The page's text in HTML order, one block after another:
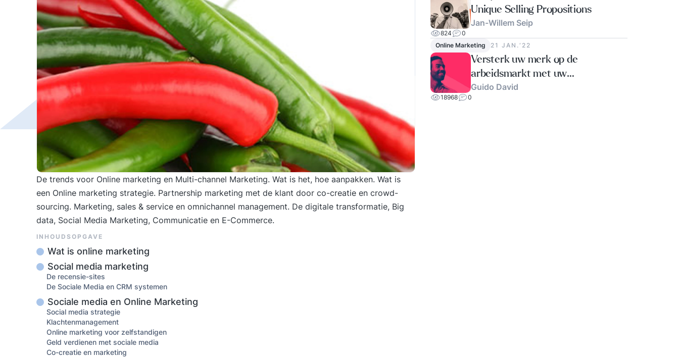
De trends voor Online marketing en Multi-channel Marketing. Wat is het, hoe aanpakken. Wat is
een Online marketing strategie. Partnership marketing met de klant door co-creatie en crowd-
sourcing. Marketing, sales & service en omnichannel management. De digitale transformatie, Big
data, Social Media Marketing, Communicatie en E-Commerce.
INHOUDSOPGAVE
Wat is online marketing
Social media marketing
De recensie-sites
De Sociale Media en CRM systemen
Sociale media en Online Marketing
Social media strategie
Klachtenmanagement
Online marketing voor zelfstandigen
Geld verdienen met sociale media
Co-creatie en marketing
Unique Selling Propositions
Jan-Willem Seip
824
0
Online Marketing
21 JAN.‘22
Versterk uw merk op de
arbeidsmarkt met uw
medewerkers
Guido David
18968 0